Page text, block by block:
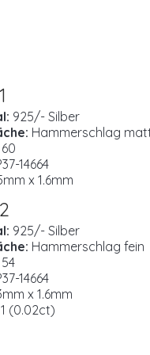
925/- Silber
Hammerschlag
60
14664
x 1.6mm
925/- Silber
Hammerschlag fein
54
14664
x 1.6mm
1 (0.02ct)